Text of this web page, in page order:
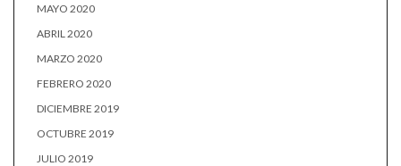
MAYO 2020
ABRIL 2020
MARZO 2020
FEBRERO 2020
DICIEMBRE 2019
OCTUBRE 2019
JULIO 2019